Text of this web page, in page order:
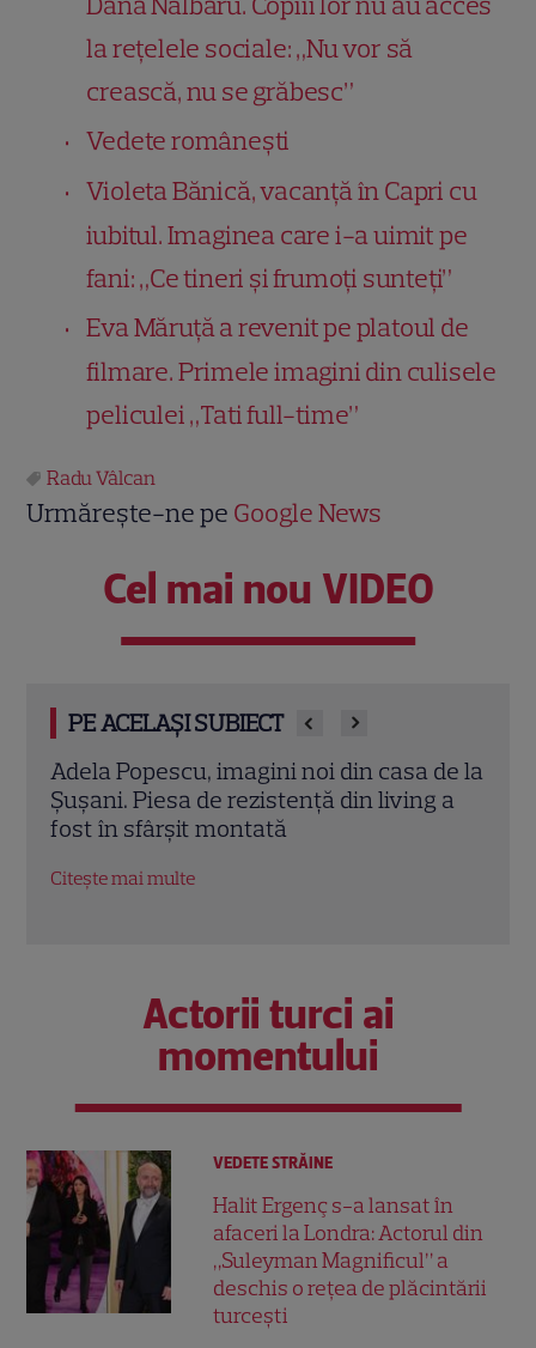
la rețelele sociale: „Nu vor să
crească, nu se grăbesc”
Vedete româneşti
Violeta Bănică, vacanță în Capri cu
iubitul. Imaginea care i-a uimit pe
fani: „Ce tineri și frumoți sunteți”
Eva Măruță a revenit pe platoul de
filmare. Primele imagini din culisele
peliculei „Tati full-time”
Radu Vâlcan
Urmărește-ne pe Google News
Cel mai nou VIDEO
PE ACELAȘI SUBIECT
Insula Iubirii – Reuniuni începe pe 23
iulie. Primele cupluri care revin în noul
show de la Antena 1
Citește mai multe
Actorii turci ai
momentului
VEDETE STRĂINE
Halit Ergenç s-a lansat în
afaceri la Londra: Actorul din
„Suleyman Magnificul” a
deschis o rețea de plăcintării
turcești